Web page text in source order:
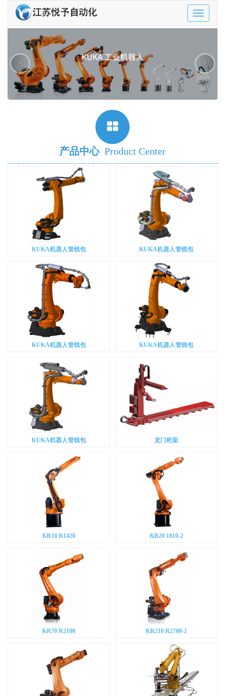
Toggle
‹ ›
产品中心 Product Center
KUKA机器人管线包 KUKA机器人管线包
KUKA机器人管线包 KUKA机器人管线包
KUKA机器人管线包 龙门桁架
KR10 R1420 KR20 1810-2
KR70 R2100 KR210 R2700-2